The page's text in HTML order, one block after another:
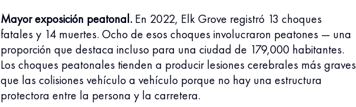
Mayor exposición peatonal. En 2022, Elk Grove registró 13 choques
fatales y 14 muertes. Ocho de esos choques involucraron peatones — una
proporción que destaca incluso para una ciudad de 179,000 habitantes.
Los choques peatonales tienden a producir lesiones cerebrales más graves
que las colisiones vehículo a vehículo porque no hay una estructura
protectora entre la persona y la carretera.